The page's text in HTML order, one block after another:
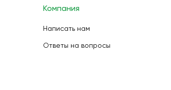
Компания
Написать нам
Ответы на вопросы